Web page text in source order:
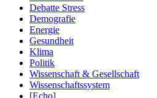
Debatte Stress
Demografie
Energie
Gesundheit
Klima
Politik
Wissenschaft & Gesellschaft
Wissenschaftssystem
[Echo]